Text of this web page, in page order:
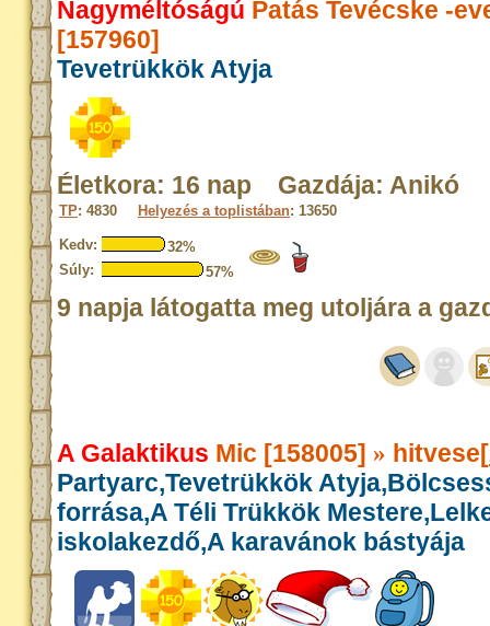
Nagyméltóságú Patás Tevécske -
[157960]
Tevetrükkök Atyja
Életkora: 16 nap Gazdája: Anikó
TP: 4830 Helyezés a toplistában: 13650
Kedv:
32%
Súly:
57%
9 napja látogatta meg utoljára a
A Galaktikus Mic [158005] » hitvese[
Partyarc,Tevetrükkök
forrása,A Téli Trükkök
iskolakezdő,A karavánok bástyája